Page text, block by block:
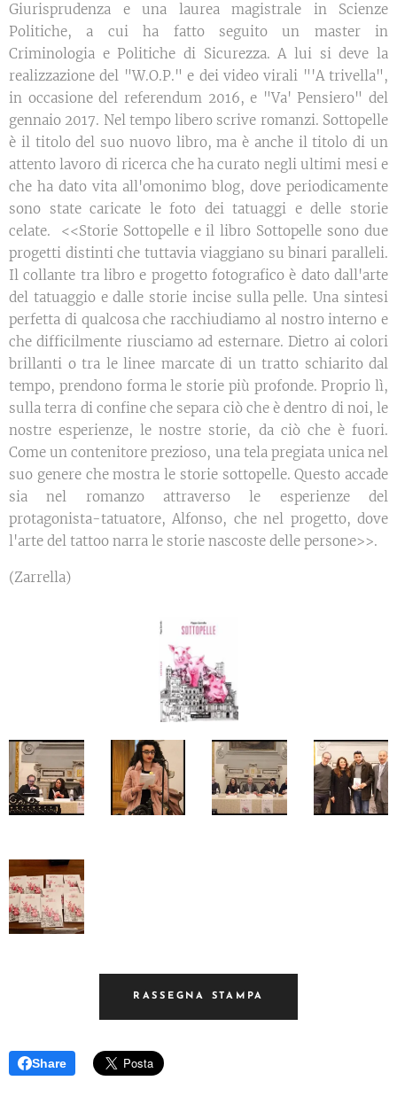
Giurisprudenza e una laurea magistrale in Scienze
Politiche, a cui ha fatto seguito un master in
Criminologia e Politiche di Sicurezza. A lui si deve la
realizzazione del "W.O.P." e dei video virali "'A trivella",
in occasione del referendum 2016, e "Va' Pensiero" del
gennaio 2017. Nel tempo libero scrive romanzi. Sottopelle
è il titolo del suo nuovo libro, ma è anche il titolo di un
attento lavoro di ricerca che ha curato negli ultimi mesi e
che ha dato vita all'omonimo blog, dove periodicamente
sono state caricate le foto dei tatuaggi e delle storie
celate. <<Storie Sottopelle e il libro Sottopelle sono due
progetti distinti che tuttavia viaggiano su binari paralleli.
Il collante tra libro e progetto fotografico è dato dall'arte
del tatuaggio e dalle storie incise sulla pelle. Una sintesi
perfetta di qualcosa che racchiudiamo al nostro interno e
che difficilmente riusciamo ad esternare. Dietro ai colori
brillanti o tra le linee marcate di un tratto schiarito dal
tempo, prendono forma le storie più profonde. Proprio lì,
sulla terra di confine che separa ciò che è dentro di noi, le
nostre esperienze, le nostre storie, da ciò che è fuori.
Come un contenitore prezioso, una tela pregiata unica nel
suo genere che mostra le storie sottopelle. Questo accade
sia nel romanzo attraverso le esperienze del
protagonista-tatuatore, Alfonso, che nel progetto, dove
l'arte del tattoo narra le storie nascoste delle persone>>.
(Zarrella)
RASSEGNA STAMPA
Share